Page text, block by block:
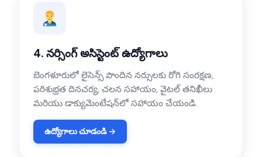
4. నర్సింగ్ అసిస్టెంట్ ఉద్యోగాలు
బెంగళూరులో లైసెన్స్ పొందిన నర్సులకు రోగి సంరక్షణ,
పరిశుభ్రత దినచర్య, చలన సహాయం, వైటల్ తనిఖీలు
మరియు డాక్యుమెంటేషన్‌లో సహాయం చేయండి.
ఉద్యోగాలు చూడండి →